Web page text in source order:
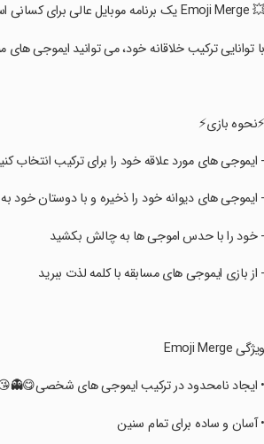
‏💥 Emoji Merge یک برنامه موبایل عالی برای کسانی است که عاشق شکلک هستند.
‏با توانایی ترکیب خلاقانه خود، می توانید ایموجی
‏⚡نحوه بازی⚡
‏- ایموجی های مورد علاقه خود را برای ترکیب انتخاب
‏- ایموجی های دیوانه خود را ذخیره و با دوستان خود به
‏- خود را با حدس اموجی ها به چالش بکشید
‏- از بازی ایموجی های مسابقه با کلمه لذت ببرید
‏ویژگی Emoji Merge
‏• ایجاد نامحدود در ترکیب ایموجی های
‏• آسان و ساده برای تمام سنین